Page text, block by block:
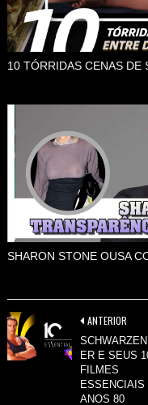
10 TÓRRIDAS CENAS DE
SHARON STONE OUSA
ANTERIOR
ER E SEUS
FILMES
ESSENCIAIS
ANOS 80